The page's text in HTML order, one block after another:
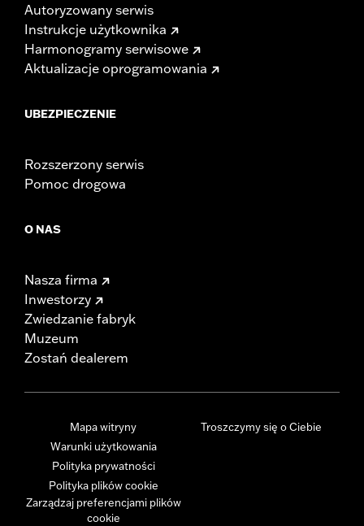
Autoryzowany serwis
Instrukcje użytkownika
Harmonogramy serwisowe
Aktualizacje oprogramowania
UBEZPIECZENIE
Rozszerzony serwis
Pomoc drogowa
O NAS
Nasza firma
Inwestorzy
Zwiedzanie fabryk
Muzeum
Zostań dealerem
Mapa witryny
Warunki użytkowania
Polityka prywatności
Polityka plików cookie
Zarządzaj preferencjami plików
cookie
Troszczymy się o Ciebie